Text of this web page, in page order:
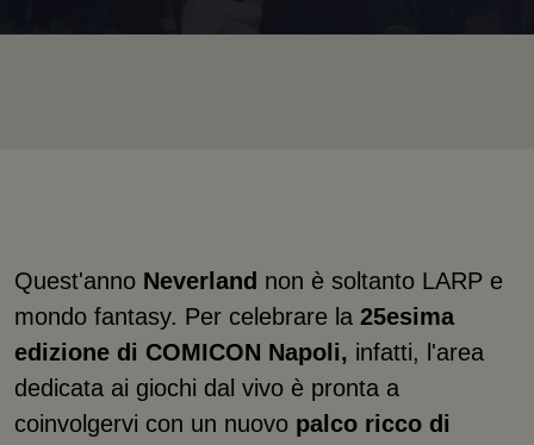
Quest'anno Neverland non è soltanto LARP e
mondo fantasy. Per celebrare la 25esima
edizione di COMICON Napoli, infatti, l'area
dedicata ai giochi dal vivo è pronta a
coinvolgervi con un nuovo palco ricco di